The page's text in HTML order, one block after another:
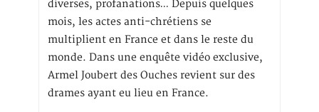
diverses, profanations… Depuis quelques
mois, les actes anti-chrétiens se
multiplient en France et dans le reste du
monde. Dans une enquête vidéo exclusive,
Armel Joubert des Ouches revient sur des
drames ayant eu lieu en France.